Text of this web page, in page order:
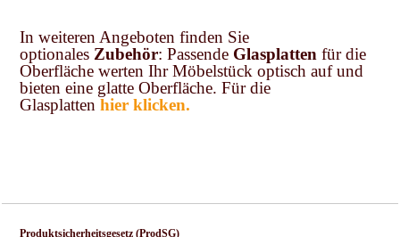
In weiteren Angeboten finden Sie
optionales Zubehör: Passende Glasplattenfür die
Oberfläche werten Ihr Möbelstück optisch auf und
bieten eine glatte Oberfläche. Für die
Glasplatten hier klicken.
Produktsicherheitsgesetz (ProdSG)